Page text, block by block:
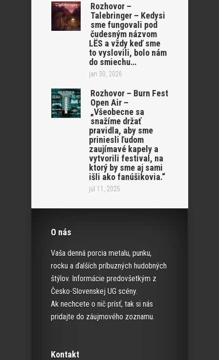
Rozhovor –
Talebringer – Kedysi
sme fungovali pod
čudesným názvom
LËS a vždy keď sme
to vyslovili, bolo nám
do smiechu…
jan 30, 2026
Rozhovor – Burn Fest
Open Air –
„Všeobecne sa
snažíme držať
pravidla, aby sme
priniesli ľudom
zaujímavé kapely a
vytvorili festival, na
ktorý by sme aj sami
išli ako fanúšikovia.“
júl 11, 2025
O nás
Vaša denná porcia metalu, punku,
rocku a ďalších príbuzných hudobných
štýlov. Informácie predovšetkým z
Česko-Slovenskej UG scény.
Ak nechcete o nič prísť, tak si nás
pridajte do záujmového zoznamu.
Kontakt